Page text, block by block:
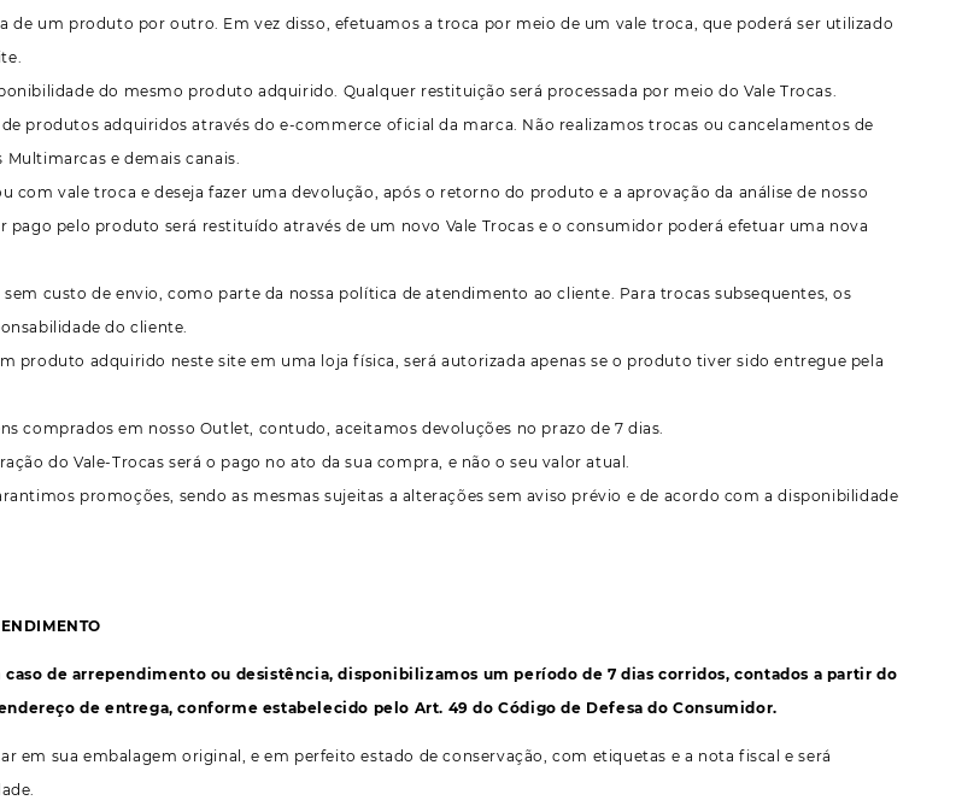
de um produto por outro. Em vez disso, efetuamos a troca por meio de um vale troca, que poderá ser utilizado
do mesmo produto adquirido. Qualquer restituição será processada por meio do Vale Trocas.
de produtos adquiridos através do e-commerce oficial da marca. Não realizamos trocas ou cancelamentos de
e demais canais.
com vale troca e deseja fazer uma devolução, após o retorno do produto e a aprovação da análise de nosso
pago pelo produto será restituído através de um novo Vale Trocas e o consumidor poderá efetuar uma nova
custo de envio, como parte da nossa política de atendimento ao cliente. Para trocas subsequentes, os
do cliente.
produto adquirido neste site em uma loja física, será autorizada apenas se o produto tiver sido entregue pela
comprados em nosso Outlet, contudo, aceitamos devoluções no prazo de 7 dias.
do Vale-Trocas será o pago no ato da sua compra, e não o seu valor atual.
promoções, sendo as mesmas sujeitas a alterações sem aviso prévio e de acordo com a disponibilidade
caso de arrependimento ou desistência, disponibilizamos um período de 7 dias corridos, contados a partir do
de entrega, conforme estabelecido pelo Art. 49 do Código de Defesa do Consumidor.
em sua embalagem original, e em perfeito estado de conservação, com etiquetas e a nota fiscal e será